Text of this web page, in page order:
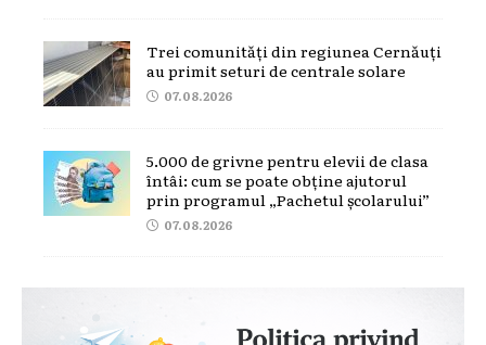
Trei comunități din regiunea Cernăuți
au primit seturi de centrale solare
07.08.2026
5.000 de grivne pentru elevii de clasa
întâi: cum se poate obține ajutorul
prin programul „Pachetul școlarului”
07.08.2026